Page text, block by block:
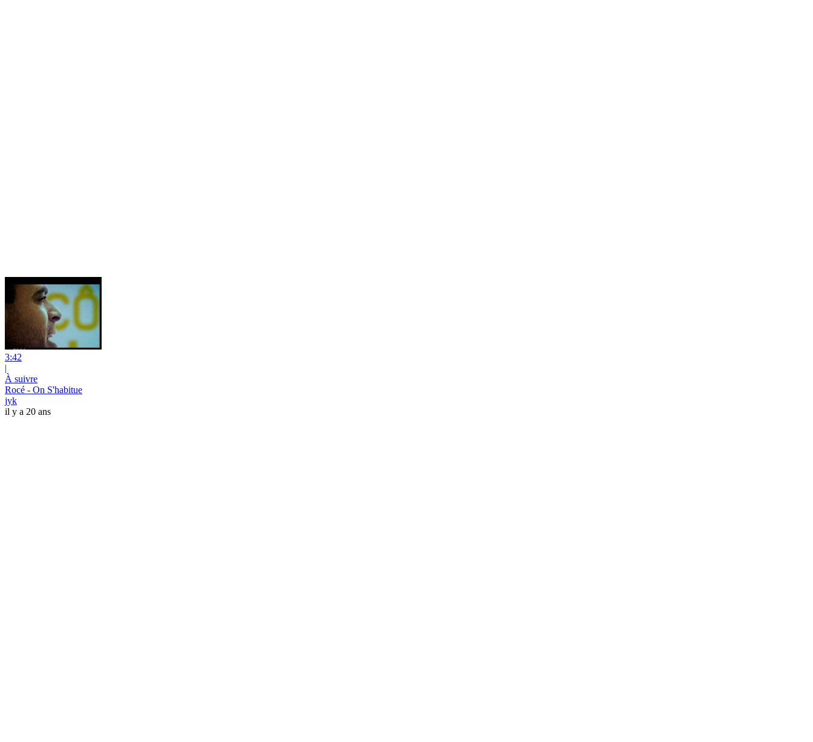
3:42
|
À suivre
Rocé - On S'habitue
jyk
il y a 20 ans